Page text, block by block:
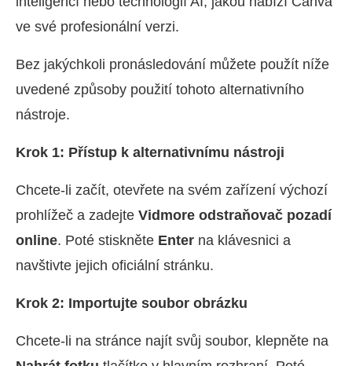
ve své profesionální verzi.
Bez jakýchkoli pronásledování můžete použít níže
uvedené způsoby použití tohoto alternativního
nástroje.
Krok 1: Přístup k alternativnímu nástroji
Chcete-li začít, otevřete na svém zařízení výchozí
prohlížeč a zadejte Vidmore odstraňovač pozadí
online. Poté stiskněte Enter na klávesnici a
navštivte jejich oficiální stránku.
Krok 2: Importujte soubor obrázku
Chcete-li na stránce najít svůj soubor, klepněte na